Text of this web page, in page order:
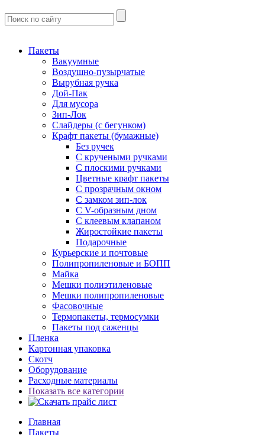
Пакеты
Вакуумные
Воздушно-пузырчатые
Вырубная ручка
Дой-Пак
Для мусора
Зип-Лок
Слайдеры (с бегунком)
Крафт пакеты (бумажные)
Без ручек
С кручеными ручками
С плоскими ручками
Цветные крафт пакеты
С прозрачным окном
С замком зип-лок
С V-образным дном
С клеевым клапаном
Жиростойкие пакеты
Подарочные
Курьерские и почтовые
Полипропиленовые и БОПП
Майка
Мешки полиэтиленовые
Мешки полипропиленовые
Фасовочные
Термопакеты, термосумки
Пакеты под саженцы
Пленка
Картонная упаковка
Скотч
Оборудование
Расходные материалы
Показать все категории
Главная
Пакеты